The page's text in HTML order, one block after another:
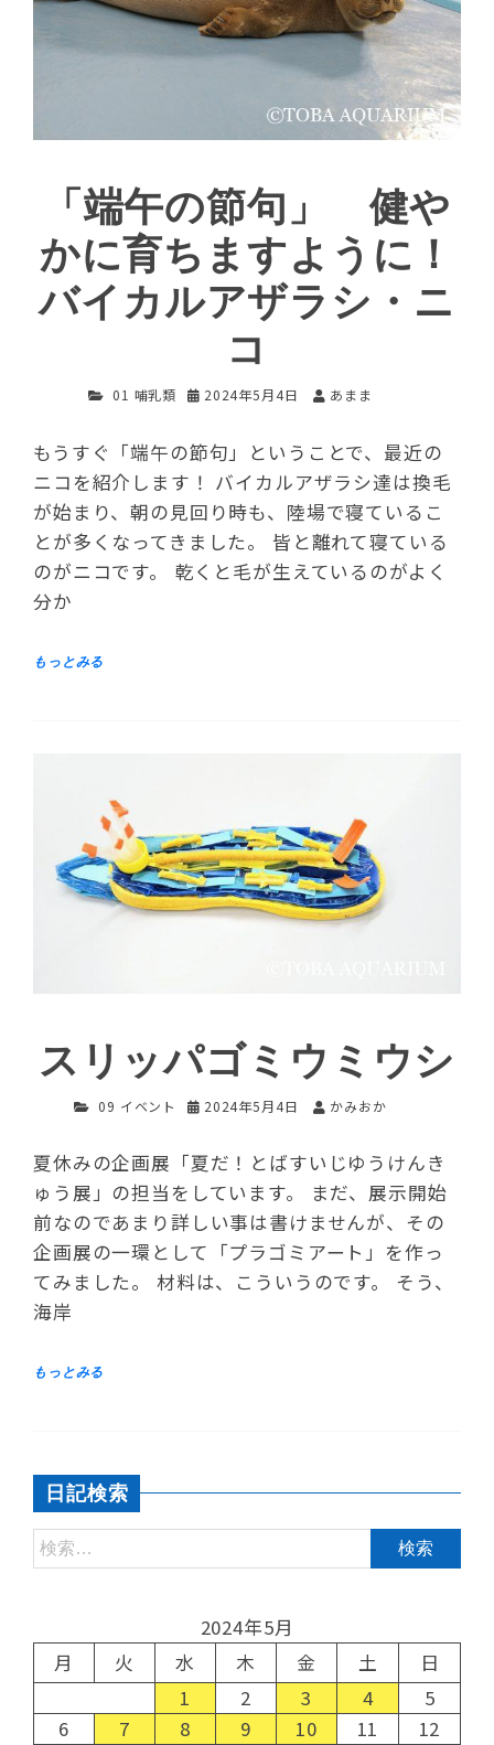
「端午の節句」 健や
かに育ちますように！
バイカルアザラシ・ニ
コ
01 哺乳類 2024年5月4日 あまま
もうすぐ「端午の節句」ということで、最近の
ニコを紹介します！ バイカルアザラシ達は換毛
が始まり、朝の見回り時も、陸場で寝ているこ
とが多くなってきました。 皆と離れて寝ている
のがニコです。 乾くと毛が生えているのがよく
分か
スリッパゴミウミウシ
09 イベント 2024年5月4日 かみおか
夏休みの企画展「夏だ！とばすいじゆうけんき
ゅう展」の担当をしています。 まだ、展示開始
前なのであまり詳しい事は書けませんが、その
企画展の一環として「プラゴミアート」を作っ
てみました。 材料は、こういうのです。 そう、
海岸
日記検索
2024年5月
月
火 水 木 金 土
日
1
2 3 4
5
6
7 8 9 10 11 12